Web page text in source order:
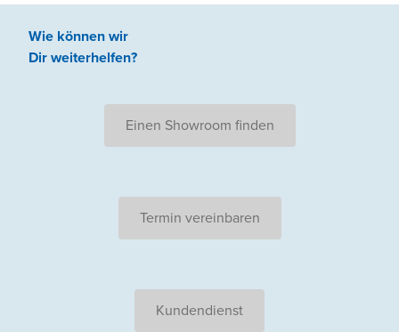
Wie können wir
Dir weiterhelfen?
Einen Showroom finden
Termin vereinbaren
Kundendienst